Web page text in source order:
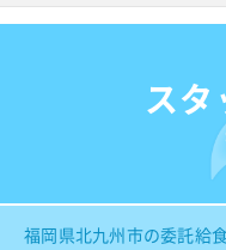
スタ
福岡県北九州市の委託給